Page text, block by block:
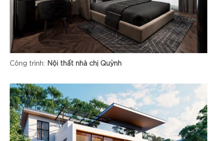
Công trình: Nội thất nhà chị Quỳnh